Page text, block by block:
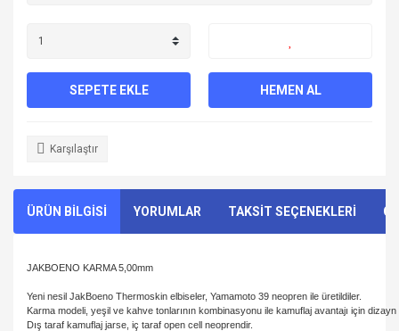
SEPETE EKLE HEMEN AL
Karşılaştır
ÜRÜN BİLGİSİ YORUMLAR TAKSİT SEÇENEKLERİ
JAKBOENO KARMA 5,00mm
Yeni nesil JakBoeno Thermoskin elbiseler, Yamamoto 39 neopren ile üretildiler.
Karma modeli, yeşil ve kahve tonlarının kombinasyonu ile kamuflaj avantajı için dizayn
Dış taraf kamuflaj jarse, iç taraf open cell neoprendir.